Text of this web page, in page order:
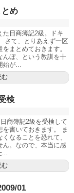
とめ
た日商簿記2級。ドキ
さて、とりあえず一区
まとめておきます。
んぼ、という教訓を十
が...
検
商簿記2級を受検して
を書いておきます。 ま
なることを恐れて、
ん。なので、本当に感
01